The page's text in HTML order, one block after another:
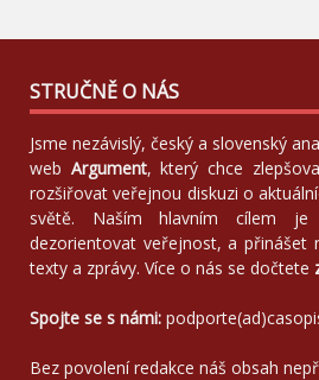
STRUČNĚ O NÁS
Jsme nezávislý, český a slovenský
web Argument, který chce
rozšiřovat veřejnou diskuzi o
světě. Naším hlavním cílem
dezorientovat veřejnost, a přinášet
texty a zprávy. Více o nás se dočtete
Spojte se s námi:
Bez povolení redakce náš obsah